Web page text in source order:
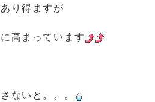
り得ますが
高まっています
ないと。。。